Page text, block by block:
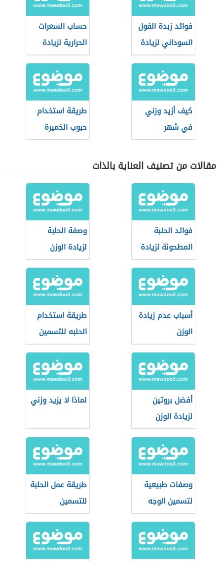
فوائد زبدة الفول
السوداني لزيادة
الوزن
حساب السعرات
الحرارية لزيادة
الوزن
كيف أزيد وزني
في شهر
طريقة استخدام
حبوب الخميرة
للتسمين
مقالات من تصنيف العناية بالذات
فوائد الحلبة
المطحونة لزيادة
الوزن
وصفة الحلبة
لزيادة الوزن
بسرعة
أسباب عدم زيادة
الوزن
طريقة استخدام
الحلبه للتسمين
أفضل بروتين
لزيادة الوزن
لماذا لا يزيد وزني
وصفات طبيعية
لتسمين الوجه
طريقة عمل الحلبة
للتسمين